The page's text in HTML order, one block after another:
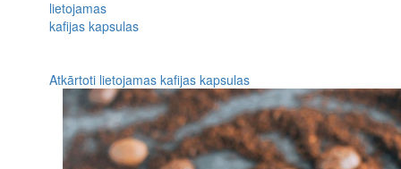
Atkārtoti lietojamas kafijas kapsulas